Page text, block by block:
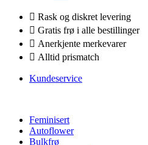
Rask og diskret levering
Gratis frø i alle bestillinger
Anerkjente merkevarer
Alltid prismatch
Kundeservice
Feminisert
Autoflower
Bulkfrø